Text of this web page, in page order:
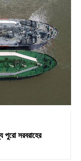
পুরো সরবরাহের